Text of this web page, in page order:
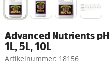
Advanced Nutrients
1L, 5L, 10L
Artikelnummer: 18156